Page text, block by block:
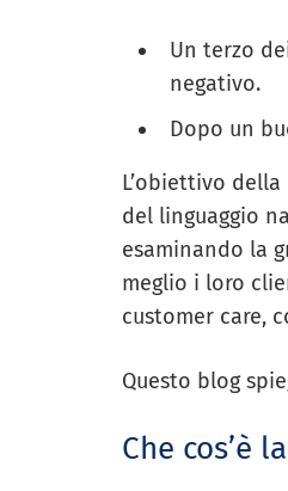
Un terzo
negativo.
Dopo un
L’obiettivo
del linguaggio
esaminando la
meglio i loro
customer care,
Questo blog
Che cos’è